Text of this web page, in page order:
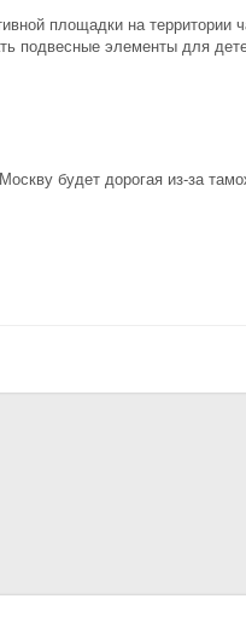
площадки на
подвесные элементы для
будет дорогая из-за